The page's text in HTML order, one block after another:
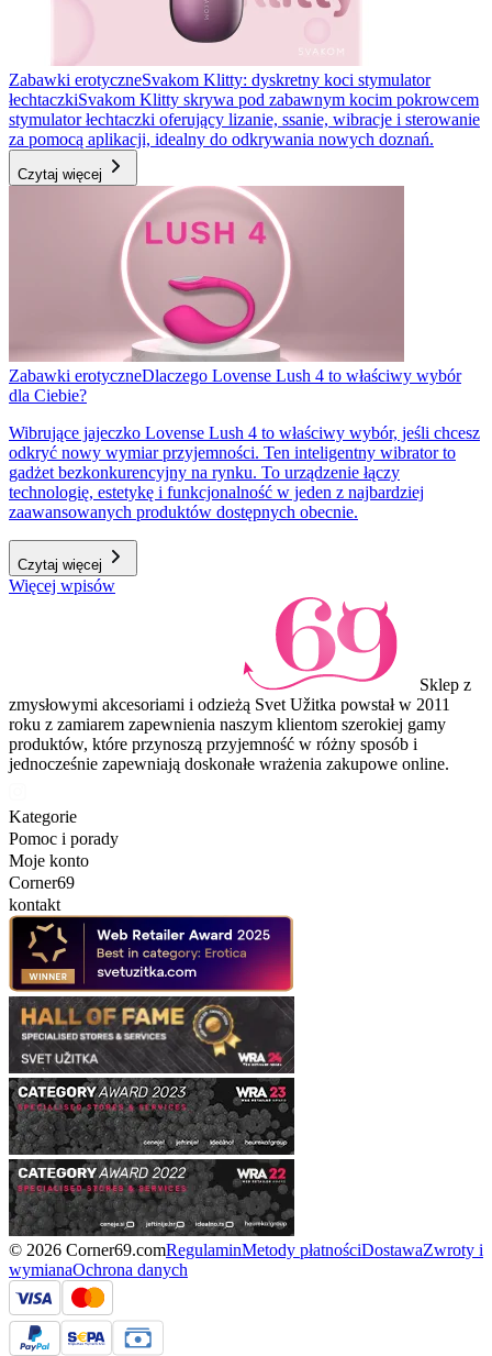
Zabawki erotyczneSvakom Klitty: dyskretny koci stymulator
łechtaczkiSvakom Klitty skrywa pod zabawnym kocim pokrowcem
stymulator łechtaczki oferujący lizanie, ssanie, wibracje i sterowanie
za pomocą aplikacji, idealny do odkrywania nowych doznań.
Czytaj więcej
Zabawki erotyczneDlaczego Lovense Lush 4 to właściwy wybór
dla Ciebie?
Wibrujące jajeczko Lovense Lush 4 to właściwy wybór, jeśli chcesz
odkryć nowy wymiar przyjemności. Ten inteligentny wibrator to
gadżet bezkonkurencyjny na rynku. To urządzenie łączy
technologię, estetykę i funkcjonalność w jeden z najbardziej
zaawansowanych produktów dostępnych obecnie.
Czytaj więcej
Więcej wpisów
Sklep z
zmysłowymi akcesoriami i odzieżą Svet Užitka powstał w 2011
roku z zamiarem zapewnienia naszym klientom szerokiej gamy
produktów, które przynoszą przyjemność w różny sposób i
jednocześnie zapewniają doskonałe wrażenia zakupowe online.
Kategorie
Pomoc i porady
Moje konto
Corner69
kontakt
© 2026 Corner69.comRegulaminMetody płatnościDostawaZwroty i
wymianaOchrona danych